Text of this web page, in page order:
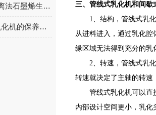
德国SGN 机械剥离法石墨烯生产线
探讨关于高剪切乳化机的保养方法和清洗方法
三、管线式乳化机和间歇
1、结构，管线式乳化
从进料进入，通过乳化
缘区域无法得到充分的乳
2、转速，管线式乳化
转速就决定了主轴的转速
管线式乳化机可以直接
内部设计空间更小，乳